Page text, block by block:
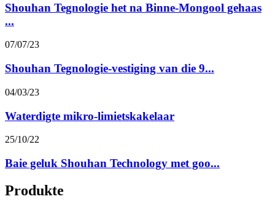
Shouhan Tegnologie het na Binne-Mongool gehaas
...
07/07/23
Shouhan Tegnologie-vestiging van die 9...
04/03/23
Waterdigte mikro-limietskakelaar
25/10/22
Baie geluk Shouhan Technology met goo...
Produkte